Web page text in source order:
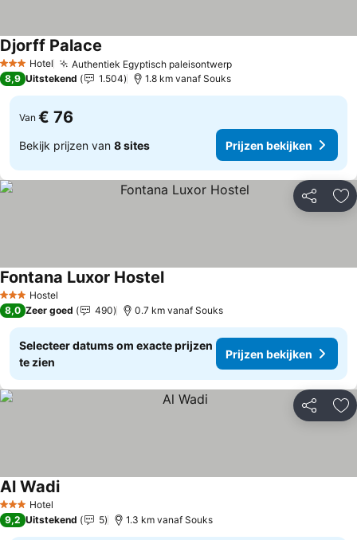
3 SterrenHotel Authentiek Egyptisch paleisontwerpPrijzen bekijken
Djorff Palace
8,9 Uitstekend 1.504 1.8 km vanaf Souks
Van € 76
Bekijk prijzen van 8 sites Prijzen bekijken
Delen
3 SterrenHostel
Fontana Luxor HostelPrijzen bekijken
8,0 Zeer goed 490 0.7 km vanaf Souks
Selecteer datums om exacte prijzen
te zien
Prijzen bekijken
Delen
3 SterrenHotel
Al WadiPrijzen bekijken
9,2 Uitstekend 5 1.3 km vanaf Souks